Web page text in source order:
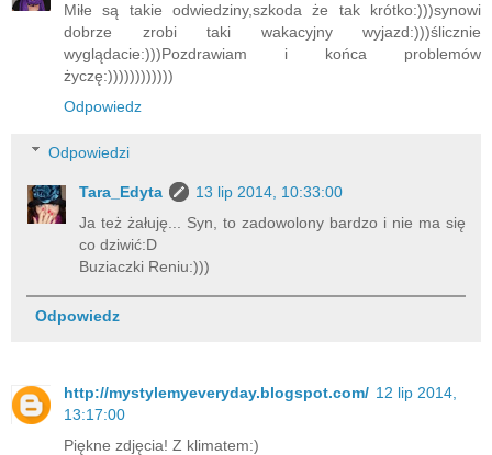
Miłe są takie odwiedziny,szkoda że tak krótko:)))synowi
dobrze zrobi taki wakacyjny wyjazd:)))ślicznie
wyglądacie:)))Pozdrawiam i końca problemów
życzę:))))))))))))
Odpowiedz
Odpowiedzi
Tara_Edyta
13 lip 2014, 10:33:00
Ja też żałuję... Syn, to zadowolony bardzo i nie ma się
co dziwić:D
Buziaczki Reniu:)))
Odpowiedz
http://mystylemyeveryday.blogspot.com/ 12 lip 2014,
13:17:00
Piękne zdjęcia! Z klimatem:)